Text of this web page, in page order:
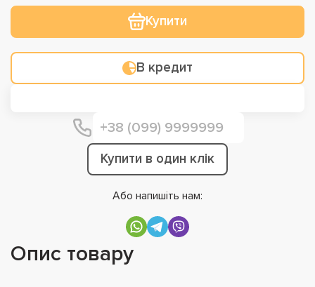
Купити
В кредит
Купити в один клік
Або напишіть нам:
Опис товару